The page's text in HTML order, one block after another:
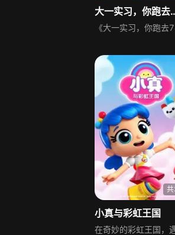
大一实习，
小真与彩虹王国